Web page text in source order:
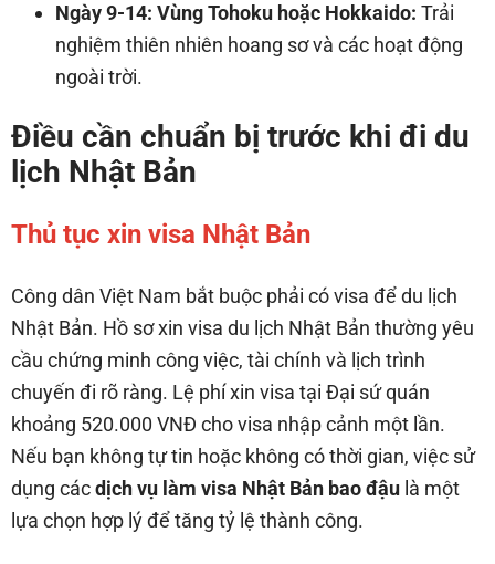
Ngày 9-14: Vùng Tohoku hoặc Hokkaido: Trải
nghiệm thiên nhiên hoang sơ và các hoạt động
ngoài trời.
Điều cần chuẩn bị trước khi đi du
lịch Nhật Bản
Thủ tục xin visa Nhật Bản
Công dân Việt Nam bắt buộc phải có visa để du lịch
Nhật Bản. Hồ sơ xin visa du lịch Nhật Bản thường yêu
cầu chứng minh công việc, tài chính và lịch trình
chuyến đi rõ ràng. Lệ phí xin visa tại Đại sứ quán
khoảng 520.000 VNĐ cho visa nhập cảnh một lần.
Nếu bạn không tự tin hoặc không có thời gian, việc sử
dụng cácdịch vụ làm visa Nhật Bản bao đậu là một
lựa chọn hợp lý để tăng tỷ lệ thành công.